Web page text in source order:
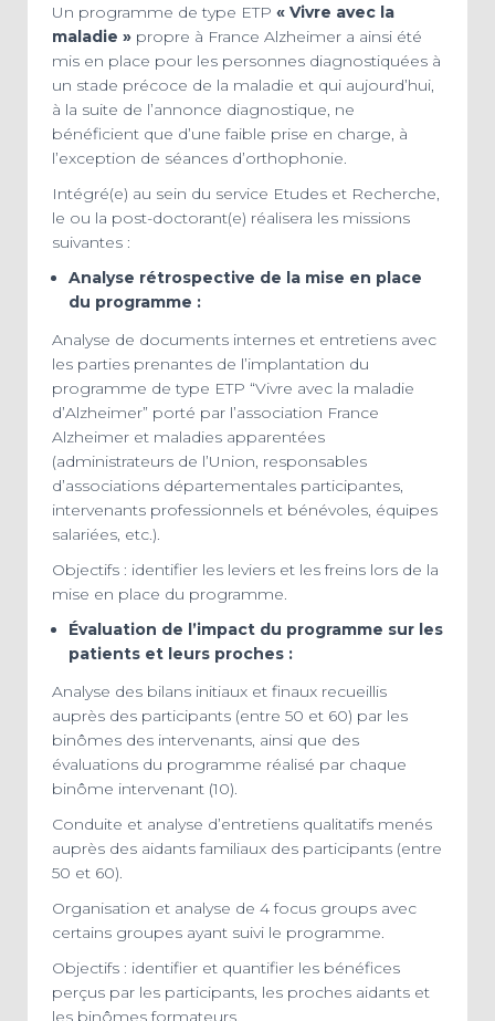
Un programme de type ETP « Vivre avec la
maladie » propre à France Alzheimer a ainsi été
mis en place pour les personnes diagnostiquées à
un stade précoce de la maladie et qui aujourd’hui,
à la suite de l’annonce diagnostique, ne
bénéficient que d’une faible prise en charge, à
l’exception de séances d’orthophonie.
Intégré(e) au sein du service Etudes et Recherche,
le ou la post-doctorant(e) réalisera les missions
suivantes :
Analyse rétrospective de la mise en place
du programme :
Analyse de documents internes et entretiens avec
les parties prenantes de l’implantation du
programme de type ETP “Vivre avec la maladie
d’Alzheimer” porté par l’association France
Alzheimer et maladies apparentées
(administrateurs de l’Union, responsables
d’associations départementales participantes,
intervenants professionnels et bénévoles, équipes
salariées, etc.).
Objectifs : identifier les leviers et les freins lors de la
mise en place du programme.
Évaluation de l’impact du programme sur les
patients et leurs proches :
Analyse des bilans initiaux et finaux recueillis
auprès des participants (entre 50 et 60) par les
binômes des intervenants, ainsi que des
évaluations du programme réalisé par chaque
binôme intervenant (10).
Conduite et analyse d’entretiens qualitatifs menés
auprès des aidants familiaux des participants (entre
50 et 60).
Organisation et analyse de 4 focus groups avec
certains groupes ayant suivi le programme.
Objectifs : identifier et quantifier les bénéfices
perçus par les participants, les proches aidants et
les binômes formateurs.